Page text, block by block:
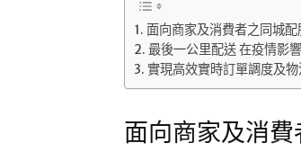
面向商家及消費者之同城
最後一公里配送 在疫情影
實現高效實時訂單調度及
面向商家及消